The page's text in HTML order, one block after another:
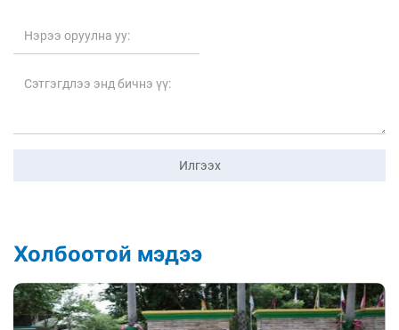
Илгээх
Холбоотой мэдээ